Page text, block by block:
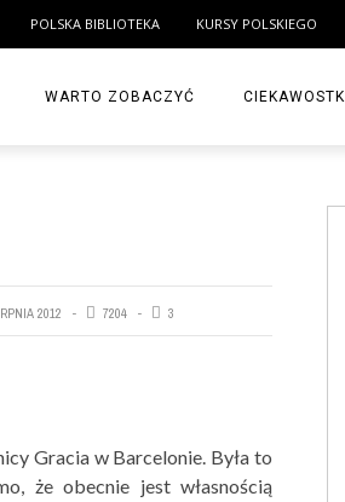
POLSKA BIBLIOTEKA KURSY POLSKIEGO
WARTO ZOBACZYĆ CIEKAWOSTKI
2012 7204 3
Gracia w Barcelonie. Była to
że obecnie jest własnością